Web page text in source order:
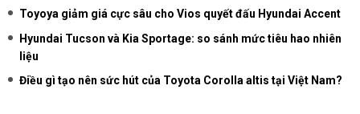
Toyoya giảm giá cực sâu cho Vios quyết đấu Hyundai Accent
Hyundai Tucson và Kia Sportage: so sánh mức tiêu hao nhiên
liệu
Điều gì tạo nên sức hút của Toyota Corolla altis tại Việt Nam?